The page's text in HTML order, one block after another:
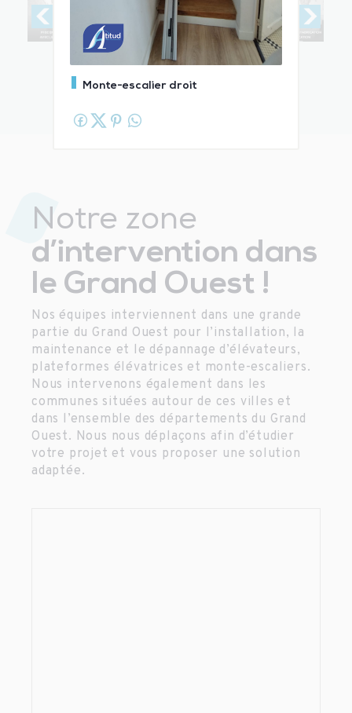
Notre zone
d’intervention dans
le Grand Ouest !
Nos équipes interviennent dans une grande
partie du Grand Ouest pour l’installation, la
maintenance et le dépannage d’élévateurs,
plateformes élévatrices et monte-escaliers.
Nous intervenons également dans les
communes situées autour de ces villes et
dans l’ensemble des départements du Grand
Ouest. Nous nous déplaçons afin d’étudier
votre projet et vous proposer une solution
adaptée.
Monte-escalier droit